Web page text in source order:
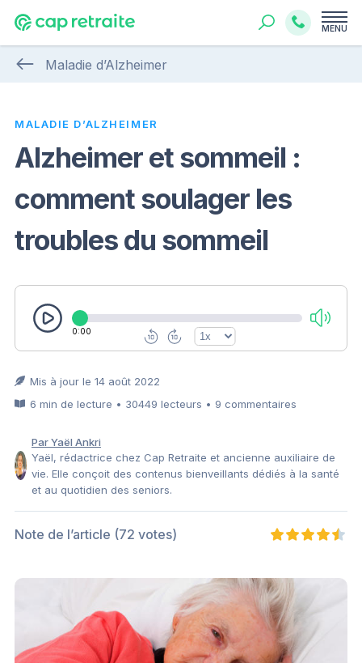
MENU
Maladie d’Alzheimer
MALADIE D’ALZHEIMER
Alzheimer et sommeil :
comment soulager les
troubles du sommeil
0:00
Mis à jour le 14 août 2022
6 min de lecture • 30449 lecteurs • 9 commentaires
Par Yaël Ankri
Yaël, rédactrice chez Cap Retraite et ancienne auxiliaire de
vie. Elle conçoit des contenus bienveillants dédiés à la santé
et au quotidien des seniors.
Note de l’article (72 votes)